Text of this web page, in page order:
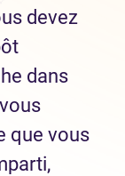
devez
dans
que vous